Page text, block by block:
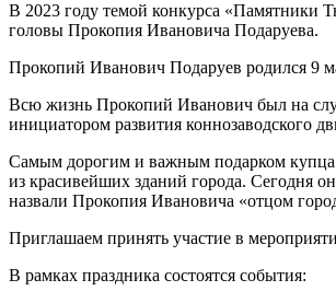
В 2023 году темой конкурса «Памятники
головы Прокопия Ивановича Подаруева.
Прокопий Иванович Подаруев родился 9
Всю жизнь Прокопий Иванович был на
инициатором развития коннозаводского
Самым дорогим и важным подарком купца
из красивейших зданий города. Сегодня
назвали Прокопия Ивановича «отцом
Приглашаем принять участие в
В рамках праздника состоятся события: